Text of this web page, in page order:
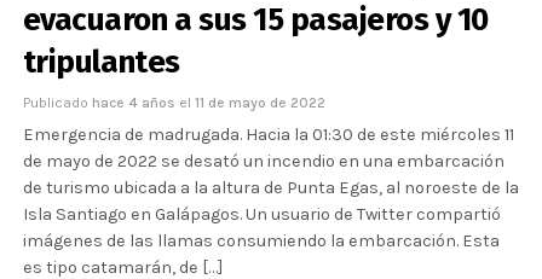
evacuaron a sus 15 pasajeros y 10
tripulantes
Publicado hace 4 años el 11 de mayo de 2022
Emergencia de madrugada. Hacia la 01:30 de este miércoles 11
de mayo de 2022 se desató un incendio en una embarcación
de turismo ubicada a la altura de Punta Egas, al noroeste de la
Isla Santiago en Galápagos. Un usuario de Twitter compartió
imágenes de las llamas consumiendo la embarcación. Esta
es tipo catamarán, de […]